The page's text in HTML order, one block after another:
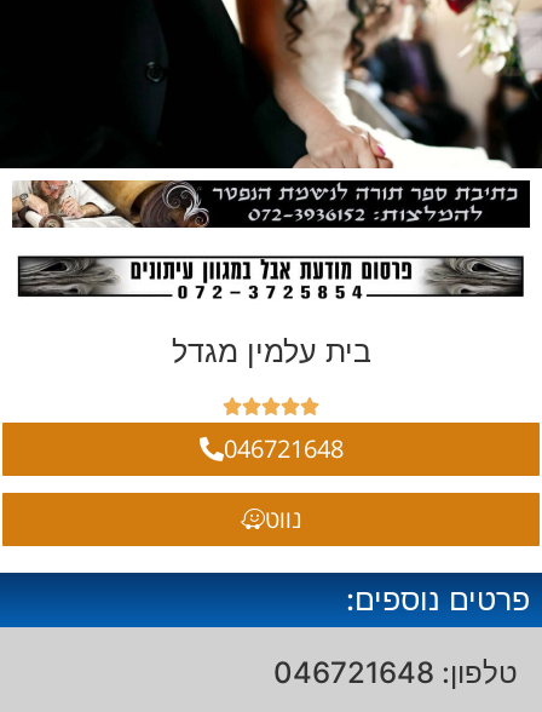
בית עלמין מגדל





046721648
נווט
פרטים נוספים:
טלפון: 046721648